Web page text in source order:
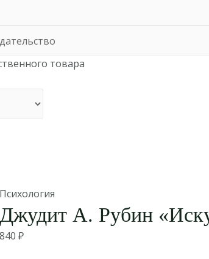
товара
Психология
Джудит А. Рубин
840 ₽